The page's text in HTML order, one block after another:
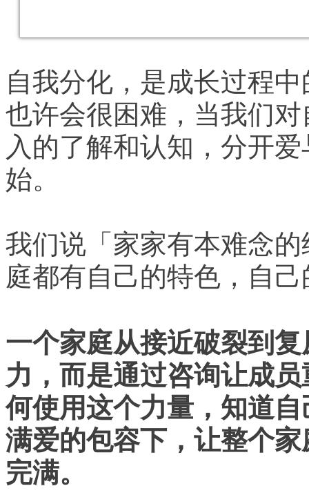
自我分化，是成长过程
也许会很困难，当我们
入的了解和认知，分开
始。
我们说「家家有本难念
庭都有自己的特色，自
一个家庭从接近破裂到
力，而是通过咨询让成
何使用这个力量，知道
满爱的包容下，让整个
完满。